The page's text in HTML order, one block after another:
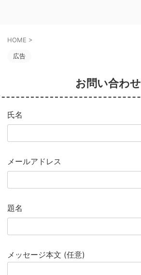
HOME >
広告
お問い合わせ
氏名
メールアドレス
題名
メッセージ本文 (任意)